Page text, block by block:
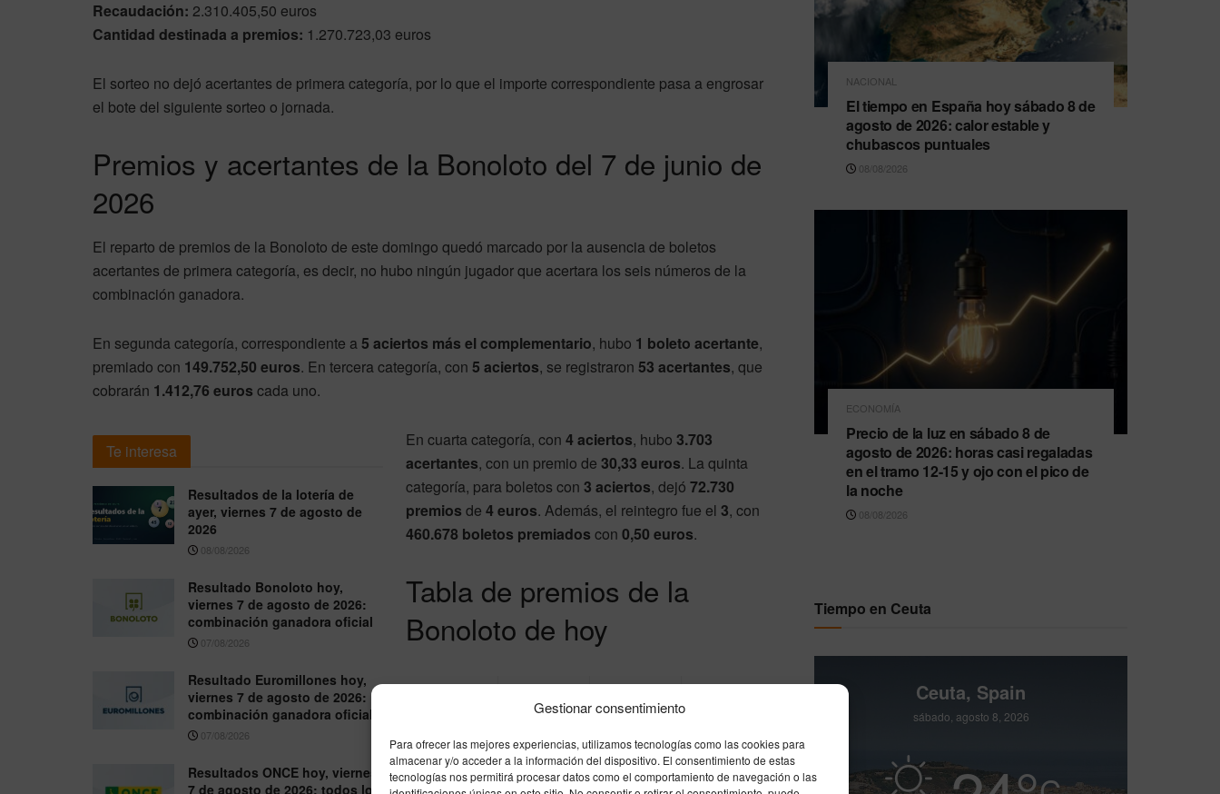
Gestionar consentimiento
Para ofrecer las mejores experiencias, utilizamos tecnologías como las cookies para
almacenar y/o acceder a la información del dispositivo. El consentimiento de estas
tecnologías nos permitirá procesar datos como el comportamiento de navegación o las
Recaudación: 2.310.405,50 euros
Cantidad destinada a premios: 1.270.723,03 euros
El sorteo no dejó acertantes de primera categoría, por lo que el importe correspondiente pasa a engrosar
el bote del siguiente sorteo o jornada.
Premios y acertantes de la Bonoloto del 7 de junio de
2026
El reparto de premios de la Bonoloto de este domingo quedó marcado por la ausencia de boletos
acertantes de primera categoría, es decir, no hubo ningún jugador que acertara los seis números de la
combinación ganadora.
En segunda categoría, correspondiente a5 aciertos más el complementario, hubo 1 boleto acertante,
premiado con 149.752,50 euros. En tercera categoría, con 5 aciertos, se registraron 53 acertantes, que
cobrarán 1.412,76 euros cada uno.
Te interesa
Resultados de la lotería de
ayer, viernes 7 de agosto de
2026
08/08/2026
Resultado Bonoloto hoy,
viernes 7 de agosto de 2026:
combinación ganadora oficial
07/08/2026
Resultado Euromillones hoy,
viernes 7 de agosto de 2026:
combinación ganadora oficial
07/08/2026
Resultados ONCE hoy, viernes
7 de agosto de 2026: todos los
En cuarta categoría, con 4 aciertos, hubo 3.703
acertantes, con un premio de 30,33 euros. La quinta
categoría, para boletos con 3 aciertos, dejó 72.730
premios de 4 euros. Además, el reintegro fue el 3, con
460.678 boletos premiados con 0,50 euros.
Tabla de premios de la
Bonoloto de hoy
Aciertos
es
1ª
categoría
6
aciertos
0 0,00 €
NACIONAL
El tiempo en España hoy sábado 8 de
agosto de 2026: calor estable y
chubascos puntuales
08/08/2026
ECONOMÍA
Precio de la luz en sábado 8 de
agosto de 2026: horas casi regaladas
en el tramo 12-15 y ojo con el pico de
la noche
08/08/2026
Tiempo en Ceuta
Ceuta, Spain
sábado, agosto 8, 2026